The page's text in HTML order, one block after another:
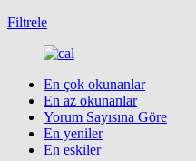
Filtrele
En çok okunanlar
En az okunanlar
Yorum Sayısına Göre
En yeniler
En eskiler